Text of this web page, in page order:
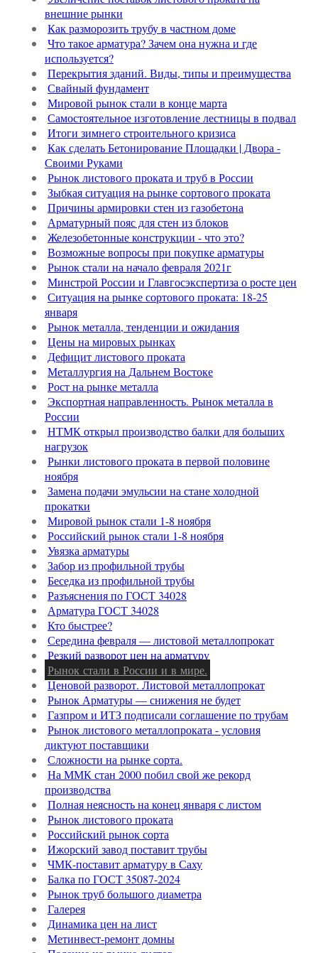
внешние рынки
Как разморозить трубу в частном доме
Что такое арматура? Зачем она нужна и где
используется?
Перекрытия зданий. Виды, типы и преимущества
Свайный фундамент
Мировой рынок стали в конце марта
Самостоятельное изготовление лестницы в подвал
Итоги зимнего строительного кризиса
Как сделать Бетонирование Площадки | Двора -
Своими Руками
Рынок листового проката и труб в России
Зыбкая ситуация на рынке сортового проката
Причины армировки стен из газобетона
Арматурный пояс для стен из блоков
Железобетонные конструкции - что это?
Возможные вопросы при покупке арматуры
Рынок стали на начало февраля 2021г
Минстрой России и Главгосэкспертиза о росте цен
Ситуация на рынке сортового проката: 18-25
января
Рынок металла, тенденции и ожидания
Цены на мировых рынках
Дефицит листового проката
Металлургия на Дальнем Востоке
Рост на рынке металла
Экспортная направленность. Рынок металла в
России
НТМК открыл производство балки для больших
нагрузок
Рынки листового проката в первой половине
ноября
Замена подачи эмульсии на стане холодной
прокатки
Мировой рынок стали 1-8 ноября
Российский рынок стали 1-8 ноября
Увязка арматуры
Забор из профильной трубы
Беседка из профильной трубы
Разъяснения по ГОСТ 34028
Арматура ГОСТ 34028
Кто быстрее?
Середина февраля — листовой металлопрокат
Резкий разворот цен на арматуру
Рынок стали в России и в мире.
Ценовой разворот. Листовой металлопрокат
Рынок Арматуры — снижения не будет
Газпром и ИТЗ подписали соглашение по трубам
Рынок листового металлопроката - условия
диктуют поставщики
Сложности на рынке сорта.
На ММК стан 2000 побил свой же рекорд
производства
Полная неясность на конец января с листом
Рынок листового проката
Российский рынок сорта
Ижорский завод поставит трубы
ЧМК-поставит арматуру в Саху
Балка по ГОСТ 35087-2024
Рынок труб большого диаметра
Галерея
Динамика цен на лист
Метинвест-ремонт домны